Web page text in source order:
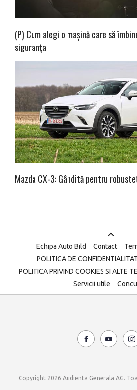
(P) Cum alegi o mașină care să
siguranța
Mazda CX-3: Gândită pentru
Echipa Auto Bild Contact
POLITICA DE
POLITICA PRIVIND COOKIES SI ALTE
Servicii utile
Copyright 2026 Audienta Generala AG.